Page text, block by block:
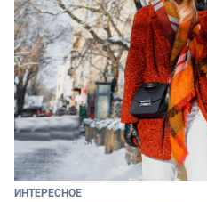
ИНТЕРЕСНОЕ